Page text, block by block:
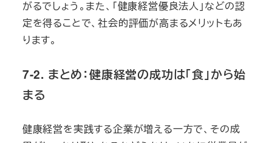
がるでしょう。また、「健康経営優良法人」などの認
定を得ることで、社会的評価が高まるメリットもあ
ります。
7-2. まとめ：健康経営の成功は「食」から始
まる
健康経営を実践する企業が増える一方で、その成